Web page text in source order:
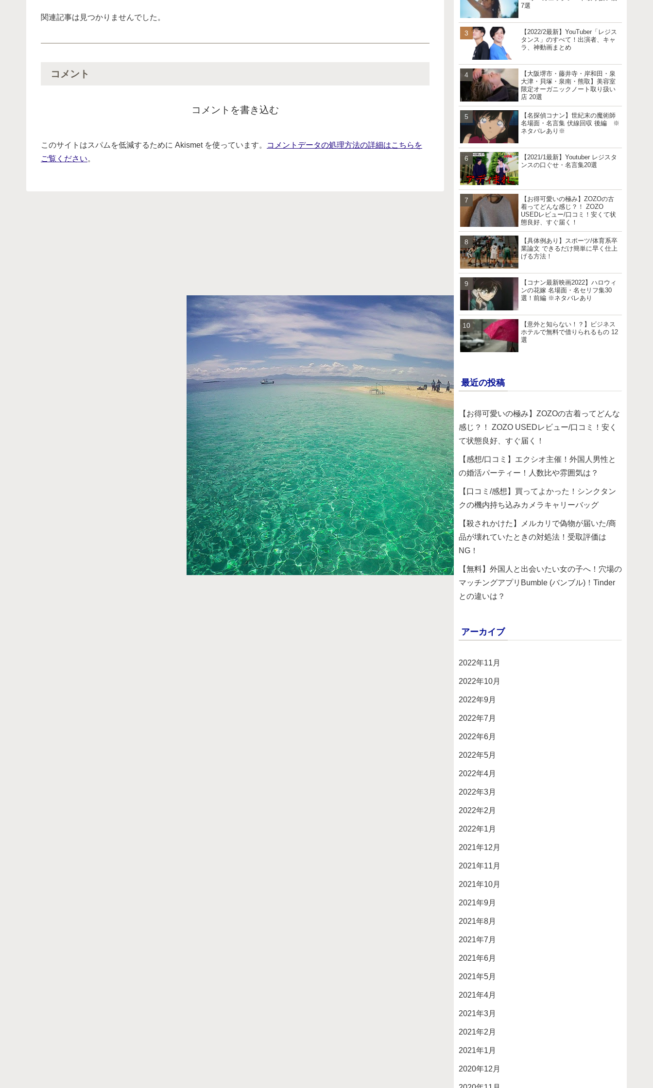
関連記事は見つかりませんでした。
コメント
コメントを書き込む
このサイトはスパムを低減するために Akismet を使っています。
コメントデータの処理方法の詳細はこちらを
ご覧ください。
7選
【2022/2最新】YouTuber「レジス
タンス」のすべて！出演者、キャ
ラ、神動画まとめ
【大阪堺市・藤井寺・岸和田・泉
大津・貝塚・泉南・熊取】美容室
限定オーガニックノート取り扱い
店 20選
【名探偵コナン】世紀末の魔術師
名場面・名言集 伏線回収 後編 ※
ネタバレあり※
【2021/1最新】Youtuber レジスタ
ンスの口ぐせ・名言集20選
【お得可愛いの極み】ZOZOの古
着ってどんな感じ？！ ZOZO
USEDレビュー/口コミ！安くて状
態良好、すぐ届く！
【具体例あり】スポーツ/体育系卒
業論文 できるだけ簡単に早く仕上
げる方法！
【コナン最新映画2022】ハロウィ
ンの花嫁 名場面・名セリフ集30
選！前編 ※ネタバレあり
【意外と知らない！？】ビジネス
ホテルで無料で借りられるもの 12
選
最近の投稿
【お得可愛いの極み】ZOZOの古着ってどんな
感じ？！ ZOZO USEDレビュー/口コミ！安く
て状態良好、すぐ届く！
【感想/口コミ】エクシオ主催！外国人男性と
の婚活パーティー！人数比や雰囲気は？
【口コミ/感想】買ってよかった！シンクタン
クの機内持ち込みカメラキャリーバッグ
【殺されかけた】メルカリで偽物が届いた/商
品が壊れていたときの対処法！受取評価は
NG！
【無料】外国人と出会いたい女の子へ！穴場の
マッチングアプリBumble (バンブル)！Tinder
との違いは？
アーカイブ
2022年11月
2022年10月
2022年9月
2022年7月
2022年6月
2022年5月
2022年4月
2022年3月
2022年2月
2022年1月
2021年12月
2021年11月
2021年10月
2021年9月
2021年8月
2021年7月
2021年6月
2021年5月
2021年4月
2021年3月
2021年2月
2021年1月
2020年12月